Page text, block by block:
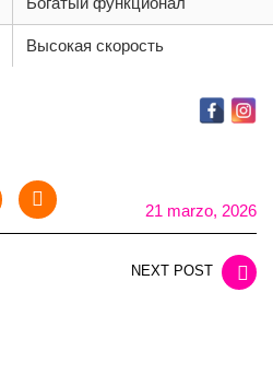
Высокая скорость
21 marzo, 2026
NEXT POST